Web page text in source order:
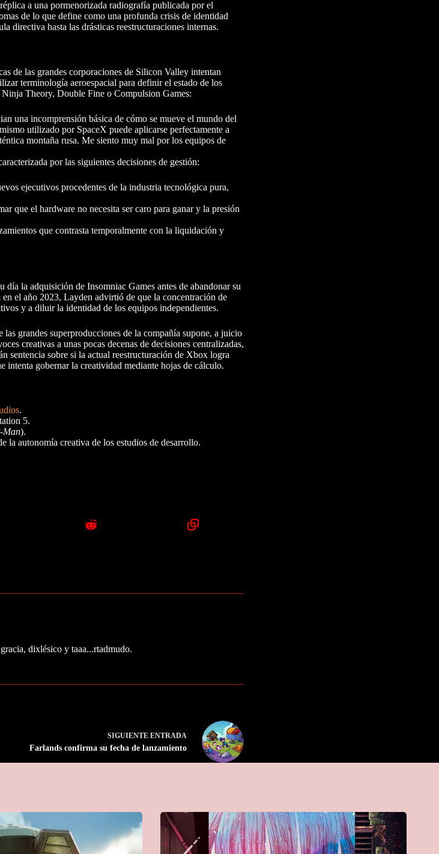
a una pormenorizada radiografía publicada por el
de lo que define como una profunda crisis de identidad
directiva hasta las drásticas reestructuraciones internas.
de las grandes corporaciones de Silicon Valley intentan
terminología aeroespacial para definir el estado de los
Theory, Double Fine o Compulsion Games:
una incomprensión básica de cómo se mueve el mundo del
utilizado por SpaceX puede aplicarse perfectamente a
montaña rusa. Me siento muy mal por los equipos de
por las siguientes decisiones de gestión:
ejecutivos procedentes de la industria tecnológica pura,
que el hardware no necesita ser caro para ganar y la presión
que contrasta temporalmente con la liquidación y
la adquisición de Insomniac Games antes de abandonar su
el año 2023, Layden advirtió de que la concentración de
y a diluir la identidad de los equipos independientes.
grandes superproducciones de la compañía supone, a juicio
creativas a unas pocas decenas de decisiones centralizadas,
sentencia sobre si la actual reestructuración de Xbox logra
gobernar la creatividad mediante hojas de cálculo.
.
5.
Man).
la autonomía creativa de los estudios de desarrollo.
dixlésico y taaa...rtadmudo.
SIGUIENTEENTRADA
Farlands confirma su fecha de lanzamiento